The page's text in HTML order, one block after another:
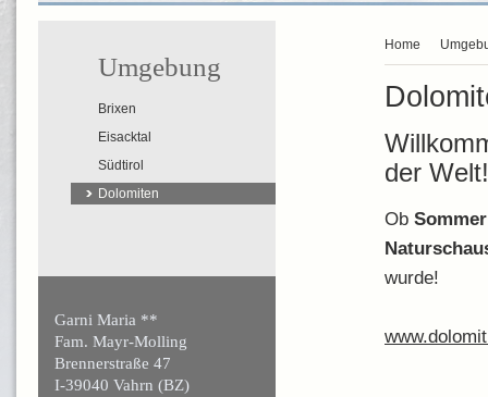
Umgebung
Brixen
Eisacktal
Südtirol
Dolomiten
Garni Maria **
Fam. Mayr-Molling
Brennerstraße 47
I-39040 Vahrn (BZ)
Home
der Welt!
Ob Sommer
wurde!